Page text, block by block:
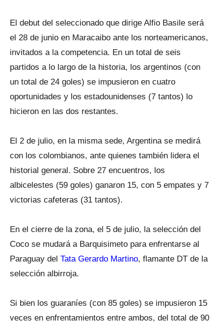
El debut del seleccionado que dirige Alfio Basile será
el 28 de junio en Maracaibo ante los norteamericanos,
invitados a la competencia. En un total de seis
partidos a lo largo de la historia, los argentinos (con
un total de 24 goles) se impusieron en cuatro
oportunidades y los estadounidenses (7 tantos) lo
hicieron en las dos restantes.
El 2 de julio, en la misma sede, Argentina se medirá
con los colombianos, ante quienes también lidera el
historial general. Sobre 27 encuentros, los
albicelestes (59 goles) ganaron 15, con 5 empates y 7
victorias cafeteras (31 tantos).
En el cierre de la zona, el 5 de julio, la selección del
Coco se mudará a Barquisimeto para enfrentarse al
Paraguay del Tata Gerardo Martino, flamante DT de la
selección albirroja.
Si bien los guaraníes (con 85 goles) se impusieron 15
veces en enfrentamientos entre ambos, del total de 90